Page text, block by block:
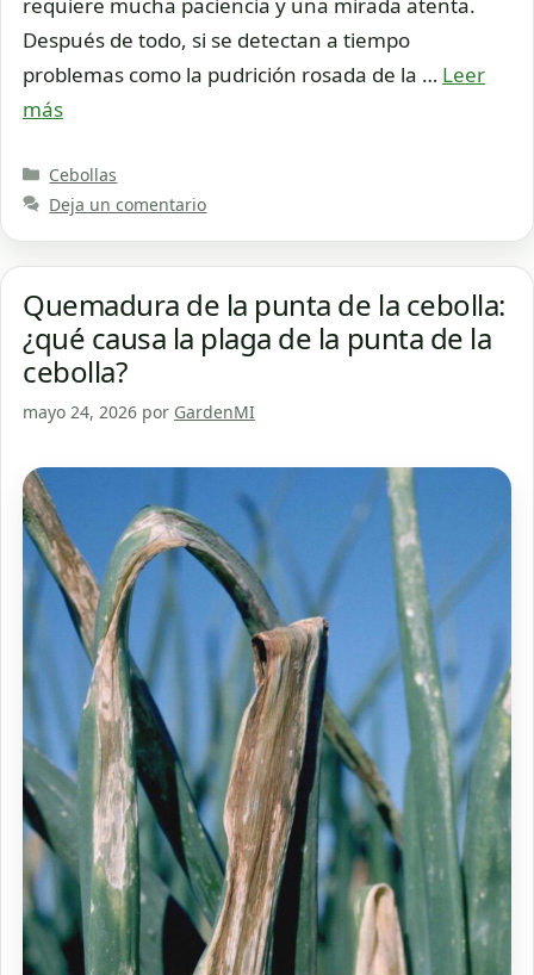
Después de todo, si se detectan a tiempo
problemas como la pudrición rosada de la … Leer
más
Categorías
Cebollas
Deja un comentario
Quemadura de la punta de la cebolla:
¿qué causa la plaga de la punta de la
cebolla?
mayo 24, 2026 por GardenMI